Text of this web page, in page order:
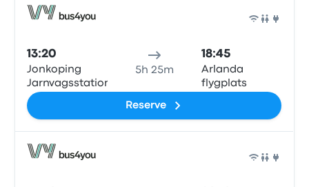
13:20
Jonkoping
Jarnvagsstationen
5h 25m
18:45
Arlanda
flygplats
Reserve